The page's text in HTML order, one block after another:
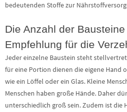
bedeutenden Stoffe zur
Die Anzahl der
Empfehlung für die
Jeder einzelne Baustein steht
für eine Portion dienen die eigene Hand
wie ein Löffel oder ein Glas. Kleine
Menschen haben große Hände. Daher
unterschiedlich groß sein. Zudem ist die